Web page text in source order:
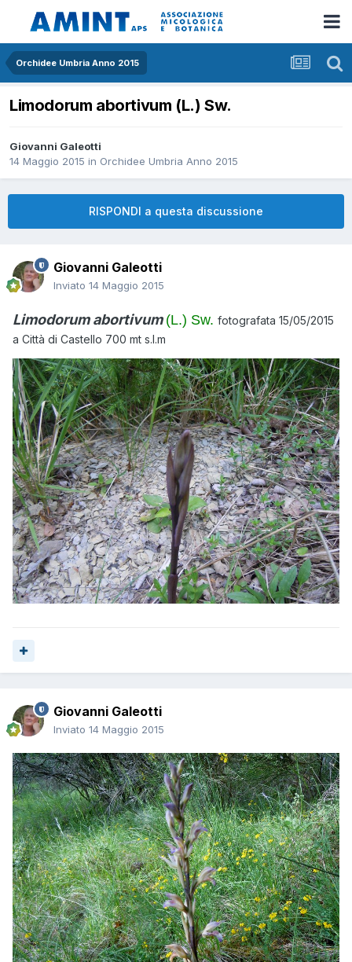
Orchidee Umbria Anno 2015
Limodorum abortivum (L.) Sw.
Giovanni Galeotti
14 Maggio 2015 in Orchidee Umbria Anno 2015
RISPONDI a questa discussione
Giovanni Galeotti
Inviato 14 Maggio 2015
Limodorum abortivum (L.) Sw. fotografata 15/05/2015
a Città di Castello 700 mt s.l.m
Giovanni Galeotti
Inviato 14 Maggio 2015